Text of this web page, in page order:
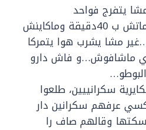
يتفرج فواحد
لمباراة..المهم بدا لماتش ب 40دقيقة وماكاينش
مشا يشرب هوا يتمركا
ماشافوش…و فاش دارو
سكايرية سكرانييين، طلعوا
عرفهم سكرانين دار
وقالهم صاف را